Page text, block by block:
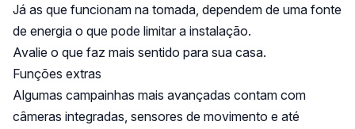
Já as que funcionam na tomada, dependem de uma fonte
de energia o que pode limitar a instalação.
Avalie o que faz mais sentido para sua casa.
Funções extras
Algumas campainhas mais avançadas contam com
câmeras integradas, sensores de movimento e até